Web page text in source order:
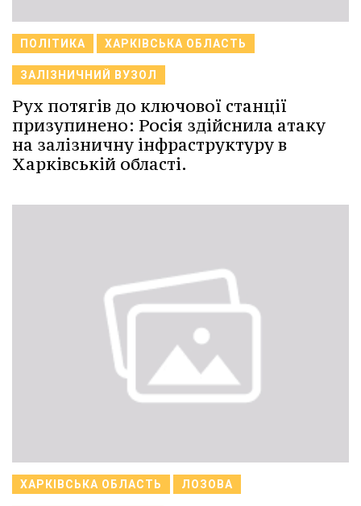
ПОЛІТИКА ХАРКІВСЬКА ОБЛАСТЬ
ЗАЛІЗНИЧНИЙ ВУЗОЛ
Рух потягів до ключової станції
призупинено: Росія здійснила атаку
на залізничну інфраструктуру в
Харківській області.
ХАРКІВСЬКА ОБЛАСТЬ ЛОЗОВА